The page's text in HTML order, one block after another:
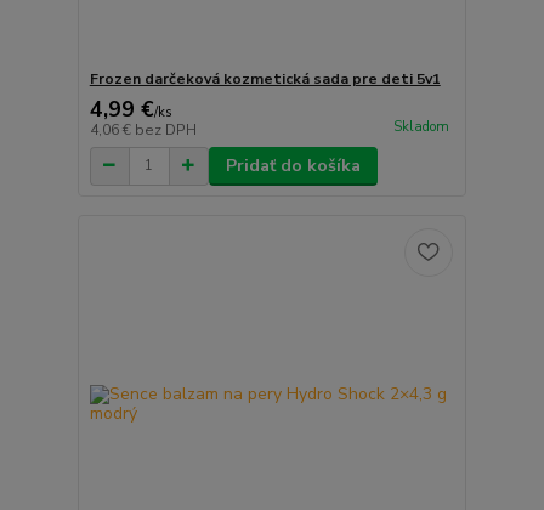
Frozen darčeková kozmetická sada pre deti 5v1
4,99 €/ks
4,06 € bez DPH Skladom
Pridať do košíka